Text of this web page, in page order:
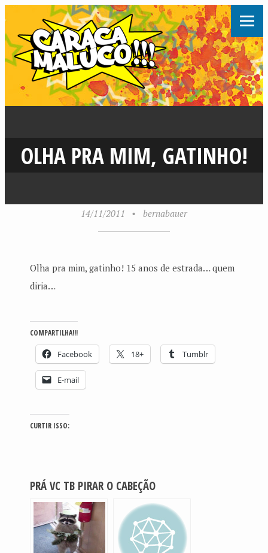
OLHA PRA MIM, GATINHO!
14/11/2011 • bernabauer
Olha pra mim, gatinho! 15 anos de estrada… quem
diria…
COMPARTILHA!!!
Facebook 18+ Tumblr
E-mail
CURTIR ISSO:
PRÁ VC TB PIRAR O CABEÇÃO